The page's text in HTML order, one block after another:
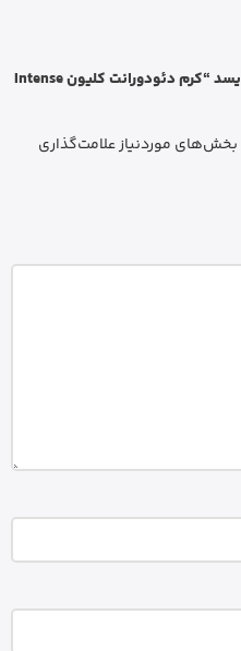
اولین کسی باشید که دیدگاهی می نویسد “کرم دئودورانت کلیون Intense
بخش‌های موردنیاز علامت‌گذاری